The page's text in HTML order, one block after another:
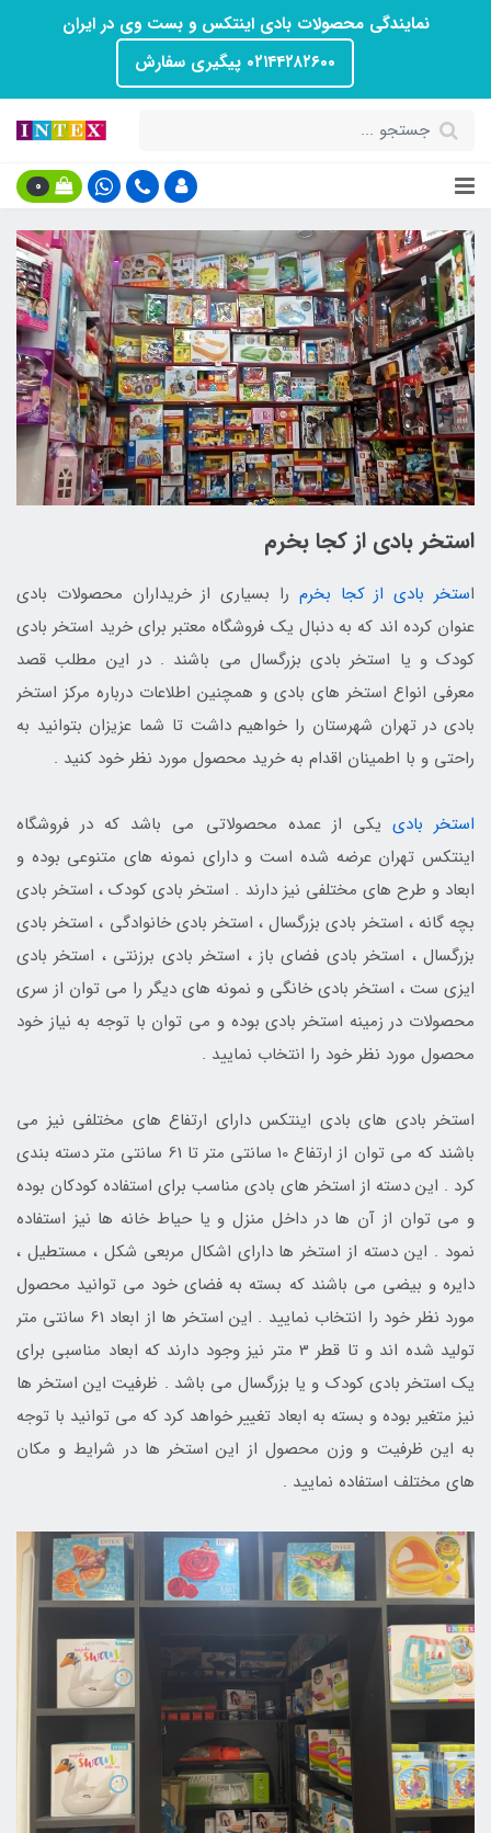
نمایندگی محصولات بادی اینتکس و بست وی در ایران
۰۲۱۴۴۲۸۲۶۰۰ پیگیری سفارش
0
استخر بادی از کجا بخرم
استخر بادی از کجا بخرم را بسیاری از خریداران محصولات بادی
عنوان کرده اند که به دنبال یک فروشگاه معتبر برای خرید استخر بادی
کودک و یا استخر بادی بزرگسال می باشند . در این مطلب قصد
معرفی انواع استخر های بادی و همچنین اطلاعات درباره مرکز استخر
بادی در تهران شهرستان را خواهیم داشت تا شما عزیزان بتوانید به
راحتی و با اطمینان اقدام به خرید محصول مورد نظر خود کنید .
استخر بادی یکی از عمده محصولاتی می باشد که در فروشگاه
اینتکس تهران عرضه شده است و دارای نمونه های متنوعی بوده و
ابعاد و طرح های مختلفی نیز دارند . استخر بادی کودک ، استخر بادی
بچه گانه ، استخر بادی بزرگسال ، استخر بادی خانوادگی ، استخر بادی
بزرگسال ، استخر بادی فضای باز ، استخر بادی برزنتی ، استخر بادی
ایزی ست ، استخر بادی خانگی و نمونه های دیگر را می توان از سری
محصولات در زمینه استخر بادی بوده و می توان با توجه به نیاز خود
محصول مورد نظر خود را انتخاب نمایید .
استخر بادی های بادی اینتکس دارای ارتفاع های مختلفی نیز می
باشند که می توان از ارتفاع 10 سانتی متر تا 61 سانتی متر دسته بندی
کرد . این دسته از استخر های بادی مناسب برای استفاده کودکان بوده
و می توان از آن ها در داخل منزل و یا حیاط خانه ها نیز استفاده
نمود . این دسته از استخر ها دارای اشکال مربعی شکل ، مستطیل ،
دایره و بیضی می باشند که بسته به فضای خود می توانید محصول
مورد نظر خود را انتخاب نمایید . این استخر ها از ابعاد 61 سانتی متر
تولید شده اند و تا قطر 3 متر نیز وجود دارند که ابعاد مناسبی برای
یک استخر بادی کودک و یا بزرگسال می باشد . ظرفیت این استخر ها
نیز متغیر بوده و بسته به ابعاد تغییر خواهد کرد که می توانید با توجه
به این ظرفیت و وزن محصول از این استخر ها در شرایط و مکان
های مختلف استفاده نمایید .